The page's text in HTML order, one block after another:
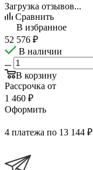
Загрузка отзывов...
Сравнить
В избранное
52 576 ₽
В наличии
В корзину
Рассрочка от
1 460 ₽
Оформить
4 платежа по 13 144 ₽